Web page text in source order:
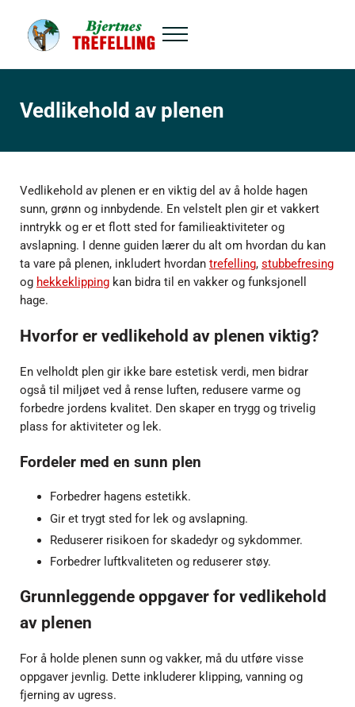
Bjertnes Trefelling
Menu
Vedlikehold av plenen
Vedlikehold av plenen er en viktig del av å holde hagen
sunn, grønn og innbydende. En velstelt plen gir et vakkert
inntrykk og er et flott sted for familieaktiviteter og
avslapning. I denne guiden lærer du alt om hvordan du kan
ta vare på plenen, inkludert hvordan trefelling, stubbefresing
og hekkeklippingkan bidra til en vakker og funksjonell
hage.
Hvorfor er vedlikehold av plenen viktig?
En velholdt plen gir ikke bare estetisk verdi, men bidrar
også til miljøet ved å rense luften, redusere varme og
forbedre jordens kvalitet. Den skaper en trygg og trivelig
plass for aktiviteter og lek.
Fordeler med en sunn plen
Forbedrer hagens estetikk.
Gir et trygt sted for lek og avslapning.
Reduserer risikoen for skadedyr og sykdommer.
Forbedrer luftkvaliteten og reduserer støy.
Grunnleggende oppgaver for vedlikehold
av plenen
For å holde plenen sunn og vakker, må du utføre visse
oppgaver jevnlig. Dette inkluderer klipping, vanning og
fjerning av ugress.